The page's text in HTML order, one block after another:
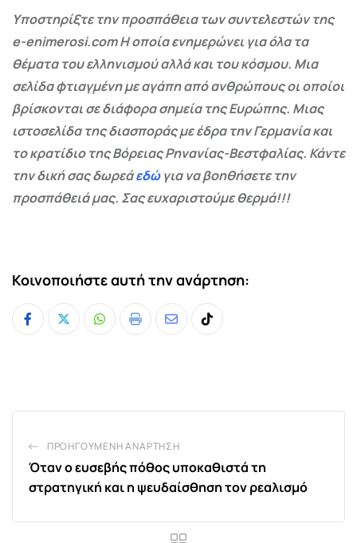
Υποστηρίξτε την προσπάθεια των συντελεστών της
e-enimerosi.com Η οποία ενημερώνει για όλα τα
θέματα του ελληνισμού αλλά και του κόσμου. Μια
σελίδα φτιαγμένη με αγάπη από ανθρώπους οι οποίοι
βρίσκονται σε διάφορα σημεία της Ευρώπης. Μιας
ιστοσελίδα της διασποράς με έδρα την Γερμανία και
το κρατίδιο της Βόρειας Ρηνανίας-Βεστφαλίας. Κάντε
την δική σας δωρεάεδώγια να βοηθήσετε την
προσπάθειά μας. Σας ευχαριστούμε θερμά!!!
Κοινοποιήστε αυτή την ανάρτηση:
Whatsapp
Print
ShareTiktok
ΠΡΟΗΓΟΎΜΕΝΗ ΑΝΆΡΤΗΣΗ
Όταν ο ευσεβής πόθος υποκαθιστά τη
στρατηγική και η ψευδαίσθηση τον ρεαλισμό